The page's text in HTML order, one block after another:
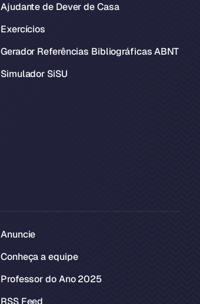
Ajudante de Dever de Casa
Exercícios
Gerador Referências Bibliográficas ABNT
Simulador SiSU
Anuncie
Conheça a equipe
Professor do Ano 2025
RSS Feed